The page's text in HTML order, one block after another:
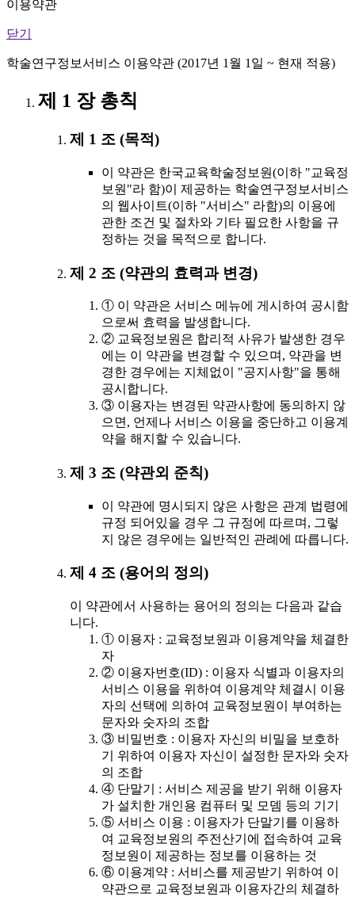
이용약관
닫기
학술연구정보서비스 이용약관 (2017년 1월 1일 ~ 현재 적용)
제 1 장 총칙
제 1 조 (목적)
이 약관은 한국교육학술정보원(이하 "교육정
보원"라 함)이 제공하는 학술연구정보서비스
의 웹사이트(이하 "서비스" 라함)의 이용에
관한 조건 및 절차와 기타 필요한 사항을 규
정하는 것을 목적으로 합니다.
제 2 조 (약관의 효력과 변경)
① 이 약관은 서비스 메뉴에 게시하여 공시함
으로써 효력을 발생합니다.
② 교육정보원은 합리적 사유가 발생한 경우
에는 이 약관을 변경할 수 있으며, 약관을 변
경한 경우에는 지체없이 "공지사항"을 통해
공시합니다.
③ 이용자는 변경된 약관사항에 동의하지 않
으면, 언제나 서비스 이용을 중단하고 이용계
약을 해지할 수 있습니다.
제 3 조 (약관외 준칙)
이 약관에 명시되지 않은 사항은 관계 법령에
규정 되어있을 경우 그 규정에 따르며, 그렇
지 않은 경우에는 일반적인 관례에 따릅니다.
제 4 조 (용어의 정의)
이 약관에서 사용하는 용어의 정의는 다음과 같습
니다.
① 이용자 : 교육정보원과 이용계약을 체결한
자
② 이용자번호(ID) : 이용자 식별과 이용자의
서비스 이용을 위하여 이용계약 체결시 이용
자의 선택에 의하여 교육정보원이 부여하는
문자와 숫자의 조합
③ 비밀번호 : 이용자 자신의 비밀을 보호하
기 위하여 이용자 자신이 설정한 문자와 숫자
의 조합
④ 단말기 : 서비스 제공을 받기 위해 이용자
가 설치한 개인용 컴퓨터 및 모뎀 등의 기기
⑤ 서비스 이용 : 이용자가 단말기를 이용하
여 교육정보원의 주전산기에 접속하여 교육
정보원이 제공하는 정보를 이용하는 것
⑥ 이용계약 : 서비스를 제공받기 위하여 이
약관으로 교육정보원과 이용자간의 체결하